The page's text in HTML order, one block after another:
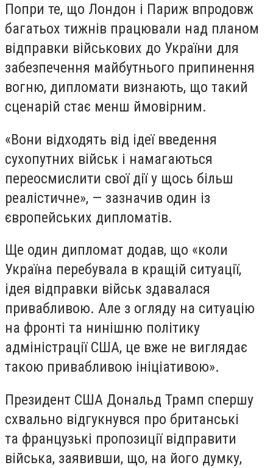
Попри те, що Лондон і Париж впродовж
багатьох тижнів працювали над планом
відправки військових до України для
забезпечення майбутнього припинення
вогню, дипломати визнають, що такий
сценарій стає менш ймовірним.
«Вони відходять від ідеї введення
сухопутних військ і намагаються
переосмислити свої дії у щось більш
реалістичне», — зазначив один із
європейських дипломатів.
Ще один дипломат додав, що «коли
Україна перебувала в кращій ситуації,
ідея відправки військ здавалася
привабливою. Але з огляду на ситуацію
на фронті та нинішню політику
адміністрації США, це вже не виглядає
такою привабливою ініціативою».
Президент США Дональд Трамп спершу
схвально відгукнувся про британські
та французькі пропозиції відправити
війська, заявивши, що, на його думку,